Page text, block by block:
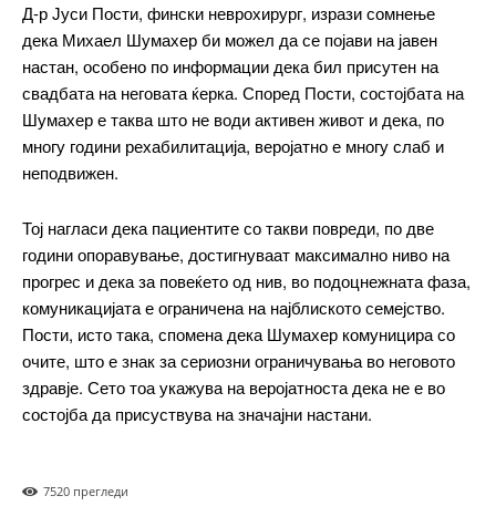
Free
бесплатно / forever
Д-р Јуси Пости, фински неврохирург, изрази сомнење
дека Михаел Шумахер би можел да се појави на јавен
настан, особено по информации дека бил присутен на
свадбата на неговата ќерка. Според Пости, состојбата на
Шумахер е таква што не води активен живот и дека, по
многу години рехабилитација, веројатно е многу слаб и
неподвижен.
Тој нагласи дека пациентите со такви повреди, по две
години опоравување, достигнуваат максимално ниво на
прогрес и дека за повеќето од нив, во подоцнежната фаза,
комуникацијата е ограничена на најблиското семејство.
Пости, исто така, спомена дека Шумахер комуницира со
очите, што е знак за сериозни ограничувања во неговото
здравје. Сето тоа укажува на веројатноста дека не е во
состојба да присуствува на значајни настани.
7520 прегледи